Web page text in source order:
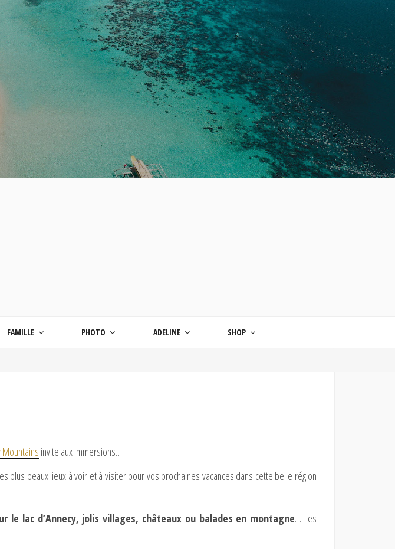
FAMILLE PHOTO ADELINE SHOP
Mountains invite aux immersions…
plus beaux lieux à voir et à visiter pour vos prochaines vacances dans cette belle région
le lac d’Annecy, jolis villages, châteaux ou balades en montagne… Les